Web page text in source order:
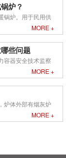
炉？
锅炉。用于民用供
MORE +
些问题
容器安全技术监察
MORE +
炉体外部有烟灰炉
MORE +